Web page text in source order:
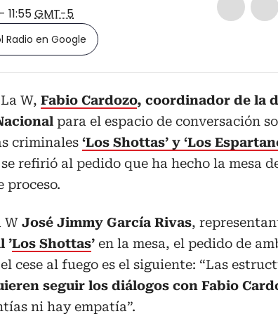
GMT-5
Radio en Google
W, Fabio Cardozo, coordinador de la
para el espacio de conversación
criminales ‘Los Shottas’ y ‘Los
refirió al pedido que ha hecho la mesa
proceso.
W José Jimmy García Rivas,
’Los Shottas’ en la mesa, el pedido de
cese al fuego es el siguiente: “Las
seguir los diálogos con Fabio
ni hay empatía”.